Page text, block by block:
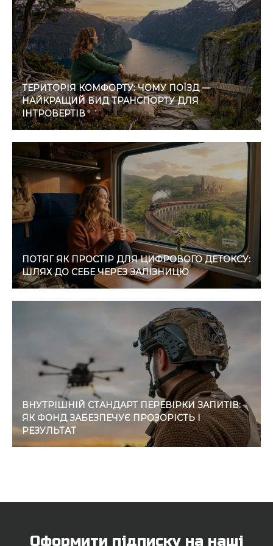
ТЕРИТОРІЯ КОМФОРТУ: ЧОМУ ПОЇЗД —
НАЙКРАЩИЙ ВИД ТРАНСПОРТУ ДЛЯ
ІНТРОВЕРТІВ
ПОТЯГ ЯК ПРОСТІР ДЛЯ ЦИФРОВОГО ДЕТОКСУ:
ШЛЯХ ДО СЕБЕ ЧЕРЕЗ ЗАЛІЗНИЦЮ
ВНУТРІШНІЙ СТАНДАРТ ПЕРЕВІРКИ ЗАПИТІВ:
ЯК ФОНД ЗАБЕЗПЕЧУЄ ПРОЗОРІСТЬ І
РЕЗУЛЬТАТ
Оформити підписку на наші